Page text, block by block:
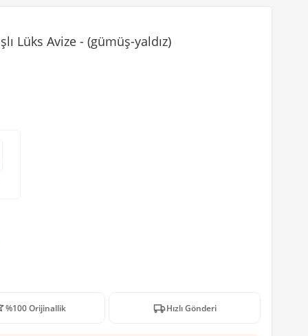
Lüks Avize - (gümüş-yaldız)
%100 Orijinallik Hızlı Gönderi